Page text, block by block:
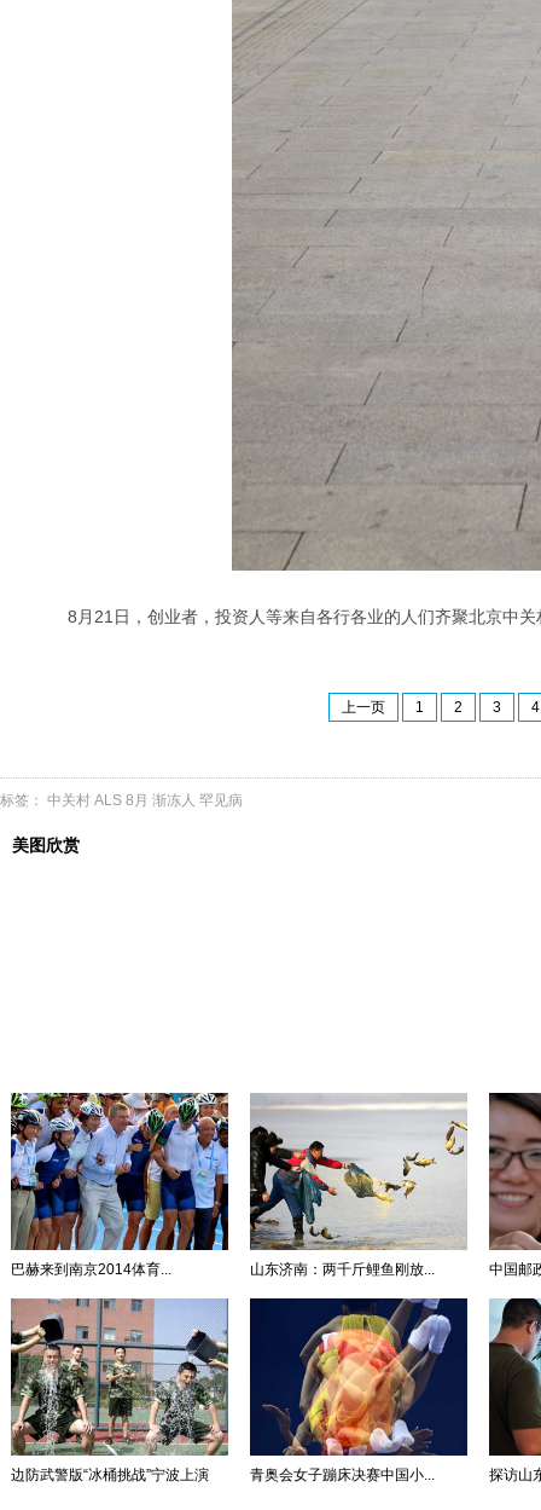
8月21日，创业者，投资人等来自各行各业的人们齐聚北京中关
上一页 1 2 3 4
标签： 中关村 ALS 8月 渐冻人 罕见病
美图欣赏
巴赫来到南京2014体育... 山东济南：两千斤鲤鱼刚放... 中国邮
边防武警版“冰桶挑战”宁波上演 青奥会女子蹦床决赛中国小... 探访山